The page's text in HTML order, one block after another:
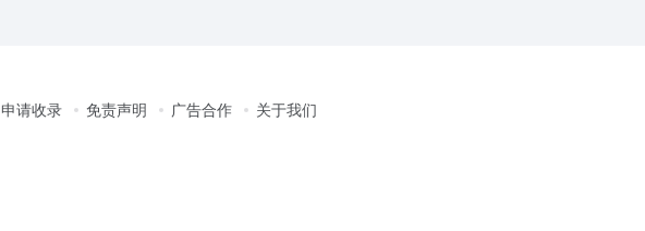
申请收录 免责声明 广告合作 关于我们